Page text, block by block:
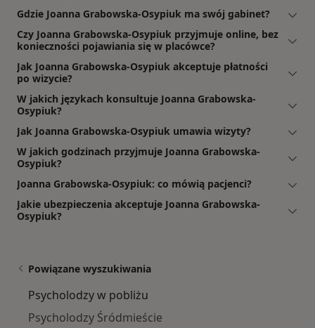
Gdzie Joanna Grabowska-Osypiuk ma swój gabinet?
Czy Joanna Grabowska-Osypiuk przyjmuje online, bez
konieczności pojawiania się w placówce?
Jak Joanna Grabowska-Osypiuk akceptuje płatności
po wizycie?
W jakich językach konsultuje Joanna Grabowska-
Osypiuk?
Jak Joanna Grabowska-Osypiuk umawia wizyty?
W jakich godzinach przyjmuje Joanna Grabowska-
Osypiuk?
Joanna Grabowska-Osypiuk: co mówią pacjenci?
Jakie ubezpieczenia akceptuje Joanna Grabowska-
Osypiuk?
Powiązane wyszukiwania
Psycholodzy w pobliżu
Psycholodzy Śródmieście